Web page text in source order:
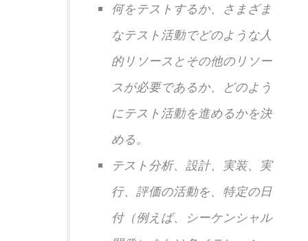
何をテストするか、さまざま
なテスト活動でどのような人
的リソースとその他のリソー
スが必要であるか、どのよう
にテスト活動を進めるかを決
める。
テスト分析、設計、実装、実
行、評価の活動を、特定の日
付（例えば、シーケンシャル